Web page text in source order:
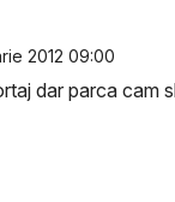
2012 09:00
dar parca cam